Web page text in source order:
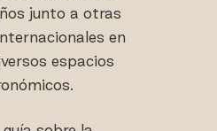
junto a otras
en
espacios